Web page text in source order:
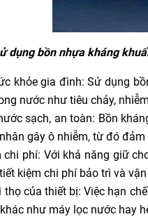
dụng bồn nhựa kháng
khỏe gia đình: Sử dụng
nước như tiêu chảy,
sạch, an toàn: Bồn
gây ô nhiễm, từ đó
phí: Với khả năng giữ
kiệm chi phí bảo trì và
của thiết bị: Việc hạn
như máy lọc nước hay